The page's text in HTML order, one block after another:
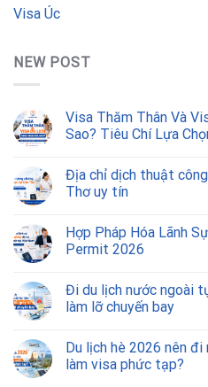
Visa Úc
NEW POST
Visa Thăm Thân Và
Sao? Tiêu Chí Lựa
Địa chỉ dịch thuật
Thơ uy tín
Hợp Pháp Hóa Lãnh
Permit 2026
Đi du lịch nước ngoài
làm lỡ chuyến bay
Du lịch hè 2026 nên đi
làm visa phức tạp?